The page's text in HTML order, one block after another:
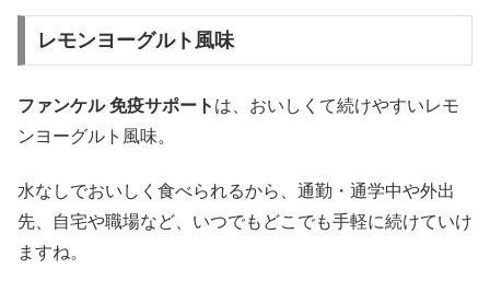
レモンヨーグルト風味
ファンケル 免疫サポート は、おいしくて続けやすいレモ
ンヨーグルト風味。
水なしでおいしく食べられるから、通勤・通学中や外出
先、自宅や職場など、いつでもどこでも手軽に続けていけ
ますね。